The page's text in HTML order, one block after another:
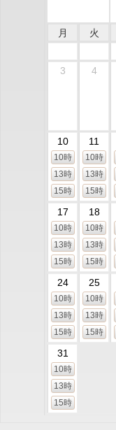
月 火
3
4
10
10時
13時
15時
11
10時
13時
15時
17
10時
13時
15時
18
10時
13時
15時
24
10時
13時
15時
25
10時
13時
15時
31
10時
13時
15時